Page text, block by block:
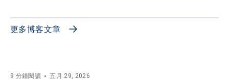
更多博客文章
9 分鐘閱讀 五月 29, 2026